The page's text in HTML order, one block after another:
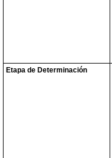
Etapa de Determinación